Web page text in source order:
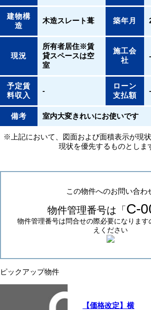
建物構
造
木造スレート葺 築年月
現況
所有者居住※賃
貸スペースは空
室
施工会
社
-
予定賃
料収入
-
ローン
支払額
-
備考 室内大変きれいにお使いです
※上記において、図面および面積表示が現状
現状を優先するものとしま
この物件へのお問い合わ
物件管理番号は「 C-
物件管理番号は問合せの際必要になります
えください
ピックアップ物件
【価格改定】横